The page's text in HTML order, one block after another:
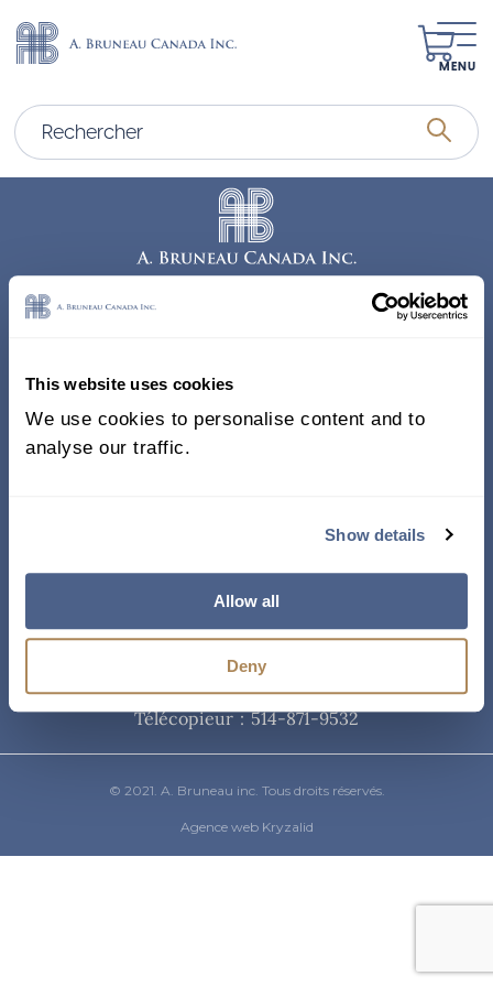
This website uses cookies
We use cookies to personalise content and to
analyse our traffic.
Show details
Allow all
Deny
MENU
338, Rue Saint-Antoine E.
Bureau 011, Montréal QC
H2Y 1A3 Canada
Téléphone
514-871-9821/ 1-800-361-8487
Télécopieur : 514-871-9532
© 2021. A. Bruneau inc. Tous droits réservés.
Agence web Kryzalid